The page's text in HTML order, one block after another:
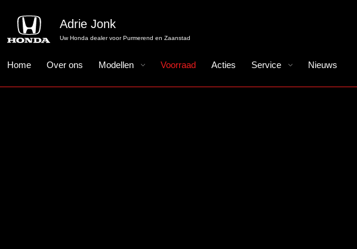
Adrie Jonk
Uw Honda dealer voor Purmerend en Zaanstad
Home Over ons Modellen Voorraad Acties Service Nieuws